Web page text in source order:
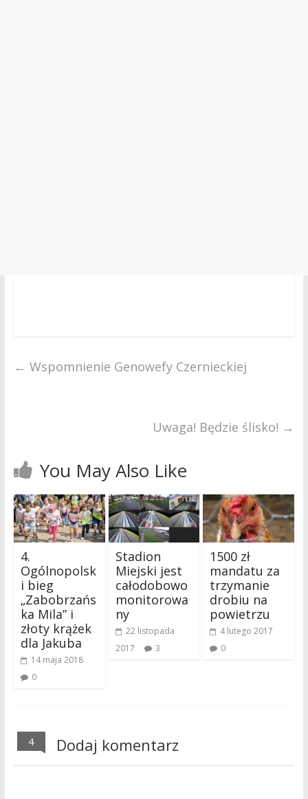
← Wspomnienie Genowefy Czernieckiej
Uwaga! Będzie ślisko! →
You May Also Like
4.
Ogólnopolsk
i bieg
„Zabobrzańs
ka Mila” i
złoty krążek
dla Jakuba
14 maja 2018
0
Stadion
Miejski jest
całodobowo
monitorowa
ny
22 listopada
2017
3
1500 zł
mandatu za
trzymanie
drobiu na
powietrzu
4 lutego 2017
0
4 Dodaj komentarz